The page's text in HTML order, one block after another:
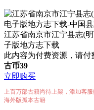
江苏省南京市江宁县志(
子版地方志下载
此内容为付费资源，请付
古币39
立即购买
上百万部古籍尚待上架，添加客服
海外版孤本古籍